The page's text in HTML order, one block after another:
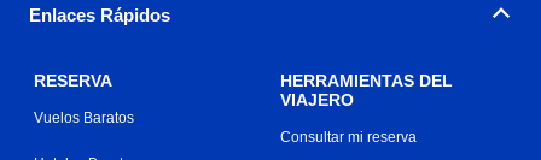
Enlaces Rápidos
RESERVA
Vuelos Baratos
HERRAMIENTAS DEL
VIAJERO
Consultar mi reserva